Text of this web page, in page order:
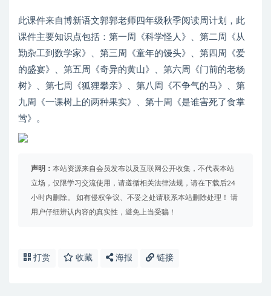
此课件来自博新语文郭郭老师四年级秋季阅读周计划，此
课件主要知识点包括：第一周《科学怪人》、第二周《从
勤杂工到数学家》、第三周《童年的馒头》、第四周《爱
的盛宴》、第五周《奇异的黄山》、第六周《门前的老杨
树》、第七周《狐狸攀亲》、第八周《不争气的马》、第
九周《一课树上的两种果实》、第十周《是谁害死了食掌
莺》。
声明： 本站资源来自会员发布以及互联网公开收集，不代表本站
立场，仅限学习交流使用，请遵循相关法律法规，请在下载后24
小时内删除。 如有侵权争议、不妥之处请联系本站删除处理！ 请
用户仔细辨认内容的真实性，避免上当受骗！
打赏 收藏 海报 链接